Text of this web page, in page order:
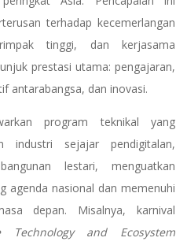
terhadap kecemerlangan
tinggi, dan kerjasama
prestasi utama: pengajaran,
antarabangsa, dan inovasi.
program teknikal yang
industri sejajar pendigitalan,
lestari, menguatkan
agenda nasional dan memenuhi
depan. Misalnya, karnival
and Ecosystem